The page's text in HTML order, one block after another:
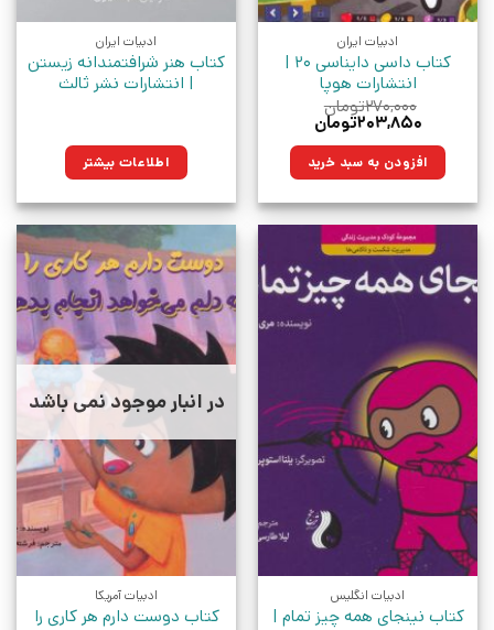
ادبیات ایران
کتاب داسی دایناسی 20 |
انتشارات هوپا
۲۷۰,۰۰۰تومان
قیمت
۲۷۰,۰۰۰تومان
بود.
۲۰۳,۸۵۰تومان
۲۰۳,۸۵۰تومان.افزودن به سبد خرید
ادبیات ایران
کتاب هنر شرافتمندانه زیستن
| انتشارات نشر ثالث
اطلاعات بیشتر
ادبیات انگلیس
کتاب نینجای همه چیز تمام |
در انبار موجود نمی باشد
ادبیات آمریکا
کتاب دوست دارم هر کاری را